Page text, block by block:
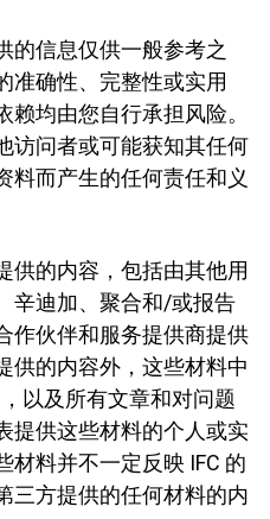
的信息仅供一般参考之
准确性、完整性或实用
均由您自行承担风险。
访问者或可能获知其任何
料而产生的任何责任和义
供的内容，包括由其他用
辛迪加、聚合和/或报告
作伙伴和服务提供商提供
供的内容外，这些材料中
以及所有文章和对问题
提供这些材料的个人或实
材料并不一定反映 IFC 的
三方提供的任何材料的内